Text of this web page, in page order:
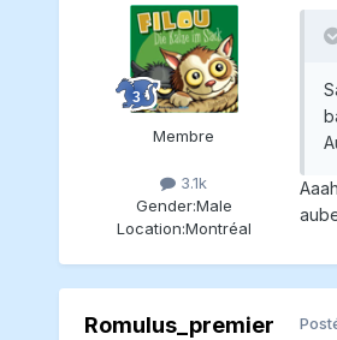
Membre
3.1k
Gender:Male
Location:Montréal
Romulus_premier